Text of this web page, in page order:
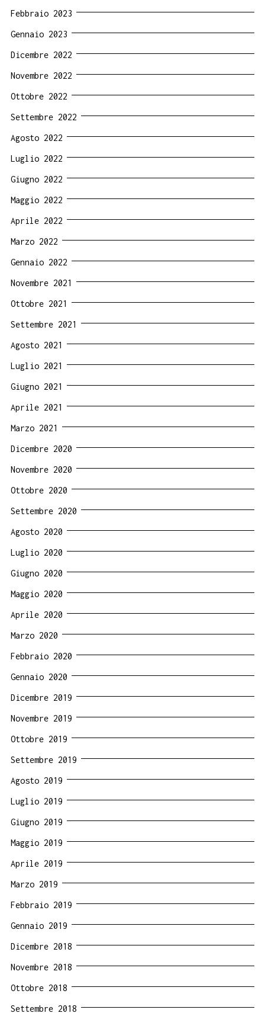
Febbraio 2023
Gennaio 2023
Dicembre 2022
Novembre 2022
Ottobre 2022
Settembre 2022
Agosto 2022
Luglio 2022
Giugno 2022
Maggio 2022
Aprile 2022
Marzo 2022
Gennaio 2022
Novembre 2021
Ottobre 2021
Settembre 2021
Agosto 2021
Luglio 2021
Giugno 2021
Aprile 2021
Marzo 2021
Dicembre 2020
Novembre 2020
Ottobre 2020
Settembre 2020
Agosto 2020
Luglio 2020
Giugno 2020
Maggio 2020
Aprile 2020
Marzo 2020
Febbraio 2020
Gennaio 2020
Dicembre 2019
Novembre 2019
Ottobre 2019
Settembre 2019
Agosto 2019
Luglio 2019
Giugno 2019
Maggio 2019
Aprile 2019
Marzo 2019
Febbraio 2019
Gennaio 2019
Dicembre 2018
Novembre 2018
Ottobre 2018
Settembre 2018